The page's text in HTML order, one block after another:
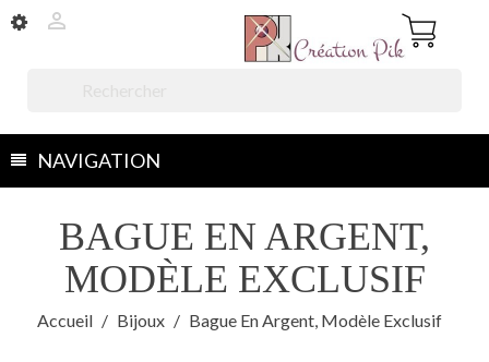


NAVIGATION
BAGUE EN ARGENT,
MODÈLE EXCLUSIF
Accueil Bijoux Bague En Argent, Modèle Exclusif